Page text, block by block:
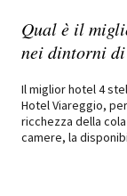
Qual è il
nei dintorni
Il miglior hotel 4
Hotel Viareggio,
ricchezza della
camere, la